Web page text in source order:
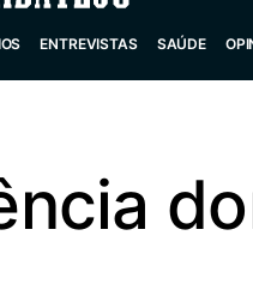
ENTREVISTAS SAÚDE